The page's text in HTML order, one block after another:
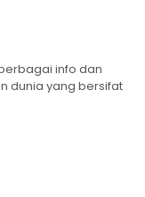
info dan
dunia yang bersifat